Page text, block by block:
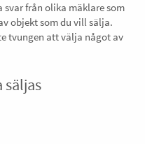
från olika mäklare som
objekt som du vill sälja.
tvungen att välja något av
säljas